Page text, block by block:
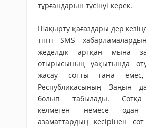
тұрғандарын түсінуі керек.
Шақырту қағаздары дер
тіпті SMS
жеделдік артқан мына
отырысының уақытында
жасау сотты ғана емес,
Республикасының Заңын
болып табылады. Сотқа
келмеген немесе одан
азаматтардың кесірінен